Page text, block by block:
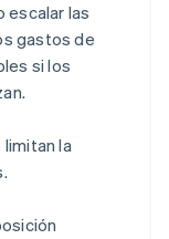
escalar las
gastos de
si los
la